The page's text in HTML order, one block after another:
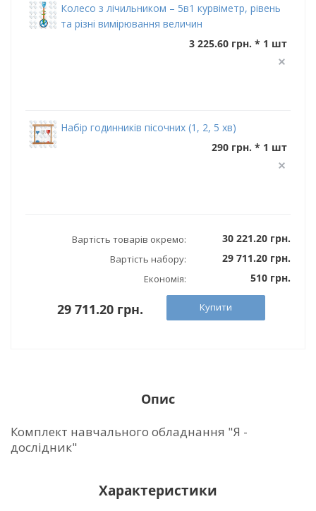
Колесо з лічильником – 5в1 курвіметр, рівень
та різні вимірювання величин
3 225.60 грн. * 1 шт
Набір годинників пісочних (1, 2, 5 хв)
290 грн. * 1 шт
Вартість товарів окремо: 30 221.20 грн.
Вартість набору: 29 711.20 грн.
Економія: 510 грн.
29 711.20 грн. Купити
Опис
Комплект навчального обладнання "Я -
дослідник"
Характеристики